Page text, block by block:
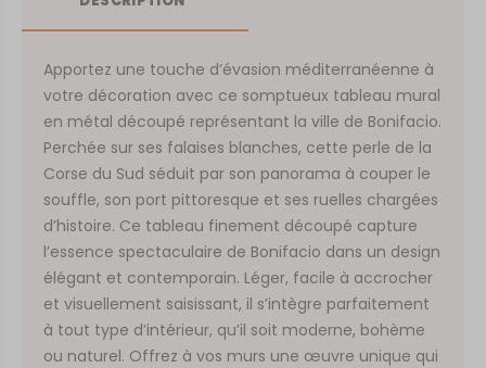
Apportez une touche d’évasion méditerranéenne à
votre décoration avec ce somptueux tableau mural
en métal découpé représentant la ville de Bonifacio.
Perchée sur ses falaises blanches, cette perle de la
Corse du Sud séduit par son panorama à couper le
souffle, son port pittoresque et ses ruelles chargées
d’histoire. Ce tableau finement découpé capture
l’essence spectaculaire de Bonifacio dans un design
élégant et contemporain. Léger, facile à accrocher
et visuellement saisissant, il s’intègre parfaitement
à tout type d’intérieur, qu’il soit moderne, bohème
ou naturel. Offrez à vos murs une œuvre unique qui